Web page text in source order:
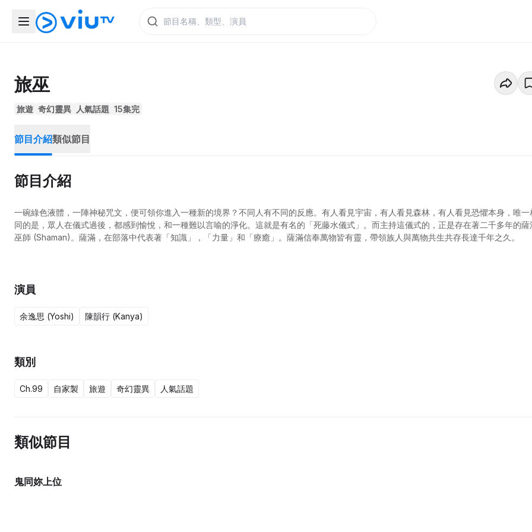
旅巫
旅遊 奇幻靈異 人氣話題 15集完
節目介紹類似節目
節目介紹
一碗綠色液體，一陣神秘咒文，便可領你進入一種新的境界？不同人有不同的反應。有人看見宇宙，有人看見森林，有人看見恐懼本身，唯一
同的是，眾人在儀式過後，都感到愉悅，和一種難以言喻的淨化。這就是有名的「死藤水儀式」。而主持這儀式的，正是存在著二千多年的薩
巫師 (Shaman)。薩滿，在部落中代表著「知識」，「力量」和「療癒」。薩滿信奉萬物皆有靈，帶領族人與萬物共生共存長達千年之久。
演員
余逸思 (Yoshi) 陳韻行 (Kanya)
類別
Ch.99 自家製 旅遊 奇幻靈異 人氣話題
類似節目
鬼同妳上位